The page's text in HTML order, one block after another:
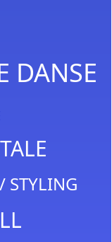
DANSE
STYLING